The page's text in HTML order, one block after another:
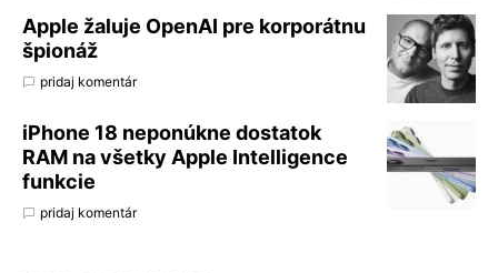
Apple žaluje OpenAI pre korporátnu
špionáž
pridaj komentár
iPhone 18 neponúkne dostatok
RAM na všetky Apple Intelligence
funkcie
pridaj komentár